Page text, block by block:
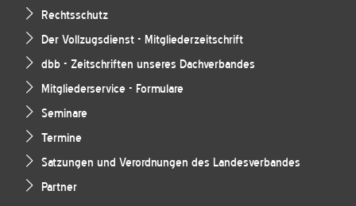
Rechtsschutz
Der Vollzugsdienst - Mitgliederzeitschrift
dbb - Zeitschriften unseres Dachverbandes
Mitgliederservice - Formulare
Seminare
Termine
Satzungen und Verordnungen des Landesverbandes
Partner